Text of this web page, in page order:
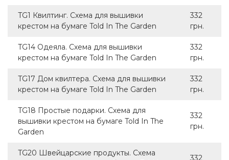
TG1 Квилтинг. Схема для вышивки
крестом на бумаге Told In The Garden
332
грн.
TG14 Одеяла. Схема для вышивки
крестом на бумаге Told In The Garden
332
грн.
TG17 Дом квилтера. Схема для вышивки
крестом на бумаге Told In The Garden
332
грн.
TG18 Простые подарки. Схема для
вышивки крестом на бумаге Told In The
Garden
332
грн.
TG20 Швейцарские продукты. Схема
332